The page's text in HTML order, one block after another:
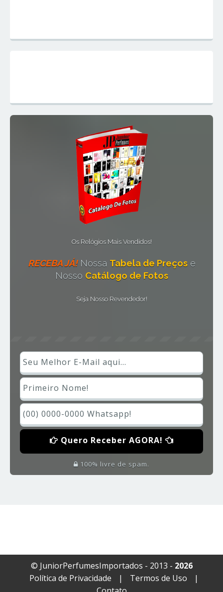
Os Relógios Mais Vendidos!
RECEBA JÁ!Nossa Tabela de Preçose
Nosso Catálogo de Fotos
Seja Nosso Revendedor!
Quero Receber AGORA!
100% livre de spam.
© JuniorPerfumesImportados - 2013 - 2026
Política de Privacidade
| Termos de Uso
|